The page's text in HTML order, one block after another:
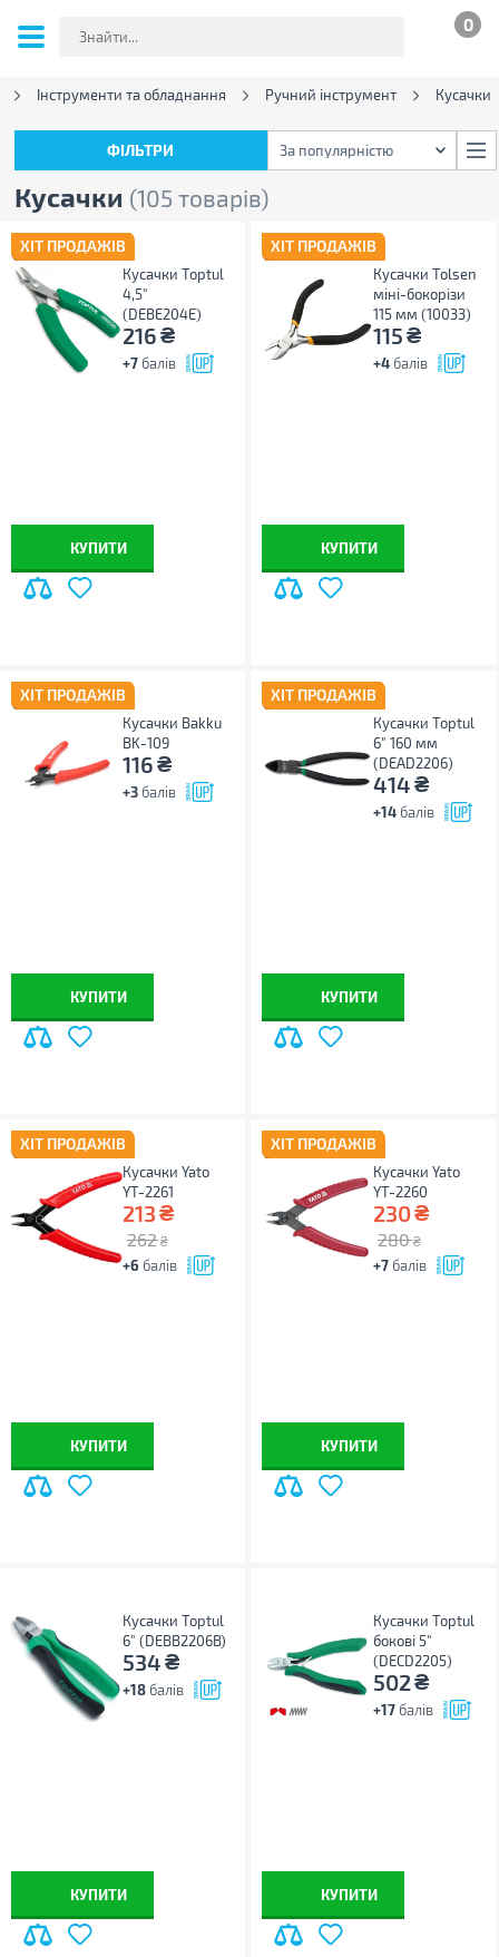
0
Інструменти та обладнання Ручний інструмент Кусачки
Кусачки (105 товарів)
ФІЛЬТРИ За популярністю
ХІТ ПРОДАЖІВ
Кусачки Toptul
4,5"
(DEBE204E)
216₴
+7 балів
КУПИТИ
ХІТ ПРОДАЖІВ
Кусачки Tolsen
міні-бокорізи
115 мм (10033)
115₴
+4 балів
КУПИТИ
ХІТ ПРОДАЖІВ
Кусачки Bakku
BK-109
116₴
+3 балів
КУПИТИ
ХІТ ПРОДАЖІВ
Кусачки Toptul
6" 160 мм
(DEAD2206)
414₴
+14 балів
КУПИТИ
ХІТ ПРОДАЖІВ
Кусачки Yato
YT-2261
213₴
262 ₴
+6 балів
КУПИТИ
ХІТ ПРОДАЖІВ
Кусачки Yato
YT-2260
230₴
280 ₴
+7 балів
КУПИТИ
Кусачки Toptul
6" (DEBB2206B)
534₴
+18 балів
КУПИТИ
Кусачки Toptul
бокові 5"
(DECD2205)
502₴
+17 балів
КУПИТИ
ФІЛЬТРИ За популярністю